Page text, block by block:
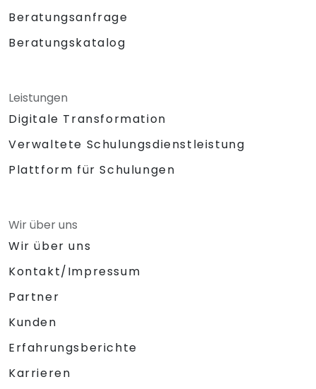
Beratungsanfrage
Beratungskatalog
Leistungen
Digitale Transformation
Verwaltete Schulungsdienstleistung
Plattform für Schulungen
Wir über uns
Wir über uns
Kontakt/Impressum
Partner
Kunden
Erfahrungsberichte
Karrieren